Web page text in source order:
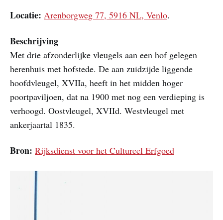
Locatie: Arenborgweg 77, 5916 NL, Venlo.
Beschrijving
Met drie afzonderlijke vleugels aan een hof gelegen
herenhuis met hofstede. De aan zuidzijde liggende
hoofdvleugel, XVIIa, heeft in het midden hoger
poortpaviljoen, dat na 1900 met nog een verdieping is
verhoogd. Oostvleugel, XVIId. Westvleugel met
ankerjaartal 1835.
Bron: Rijksdienst voor het Cultureel Erfgoed